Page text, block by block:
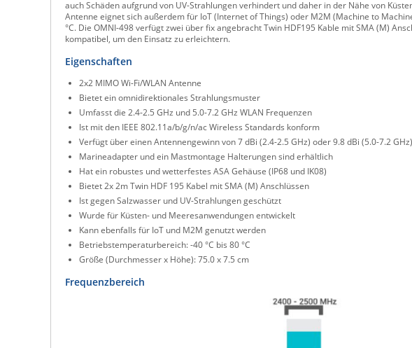
auch Schäden aufgrund von UV-Strahlungen verhindert und daher in der Nähe von
Antenne eignet sich außerdem für IoT (Internet of Things) oder M2M (Machine to
°C. Die OMNI-498 verfügt zwei über fix angebracht Twin HDF195 Kable mit SMA (M)
kompatibel, um den Einsatz zu erleichtern.
Eigenschaften
2x2 MIMO Wi-Fi/WLAN Antenne
Bietet ein omnidirektionales Strahlungsmuster
Umfasst die 2.4-2.5 GHz und 5.0-7.2 GHz WLAN Frequenzen
Ist mit den IEEE 802.11a/b/g/n/ac Wireless Standards konform
Verfügt über einen Antennengewinn von 7 dBi (2.4-2.5 GHz) oder 9.8 dBi (5.0-7.2 GHz)
Marineadapter und ein Mastmontage Halterungen sind erhältlich
Hat ein robustes und wetterfestes ASA Gehäuse (IP68 und IK08)
Bietet 2x 2m Twin HDF 195 Kabel mit SMA (M) Anschlüssen
Ist gegen Salzwasser und UV-Strahlungen geschützt
Wurde für Küsten- und Meeresanwendungen entwickelt
Kann ebenfalls für IoT und M2M genutzt werden
Betriebstemperaturbereich: -40 °C bis 80 °C
Größe (Durchmesser x Höhe): 75.0 x 7.5 cm
Frequenzbereich